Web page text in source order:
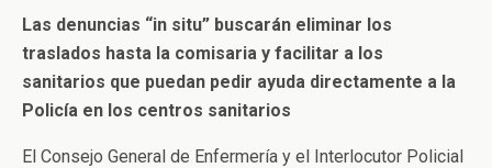
Las denuncias “in situ” buscarán eliminar los
traslados hasta la comisaria y facilitar a los
sanitarios que puedan pedir ayuda directamente a la
Policía en los centros sanitarios
El Consejo General de Enfermería y el Interlocutor Policial